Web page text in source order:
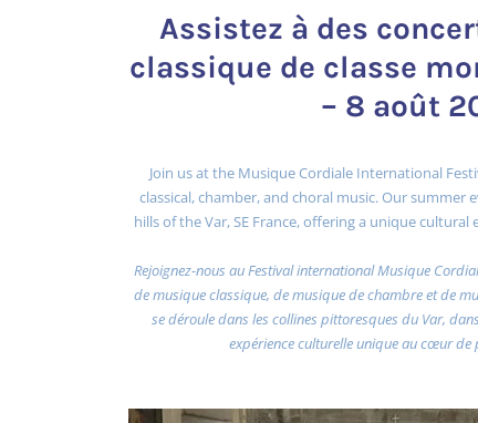
Assistez à des
classique de classe
– 8 août
Join us at the Musique Cordiale International
classical, chamber, and choral music. Our summer
hills of the Var, SE France, offering a unique
Rejoignez-nous au Festival international Musique
de musique classique, de musique de chambre et de
se déroule dans les collines pittoresques du Var,
expérience culturelle unique au cœur de